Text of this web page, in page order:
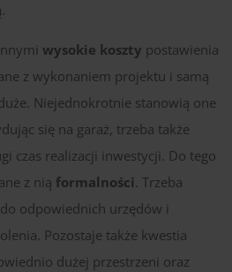
wysokie koszty postawienia
z wykonaniem projektu i samą
Niejednokrotnie stanowią one
się na garaż, trzeba także
czas realizacji inwestycji. Do tego
z nią formalności. Trzeba
odpowiednich urzędów i
Pozostaje także kwestia
dużej przestrzeni oraz